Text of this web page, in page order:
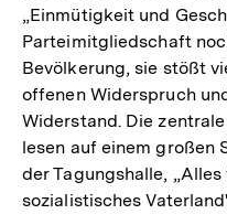
„Einmütigkeit und
Parteimitgliedschaft
Bevölkerung, sie stößt
offenen Widerspruch
Widerstand. Die
lesen auf einem großen
der Tagungshalle,
sozialistisches